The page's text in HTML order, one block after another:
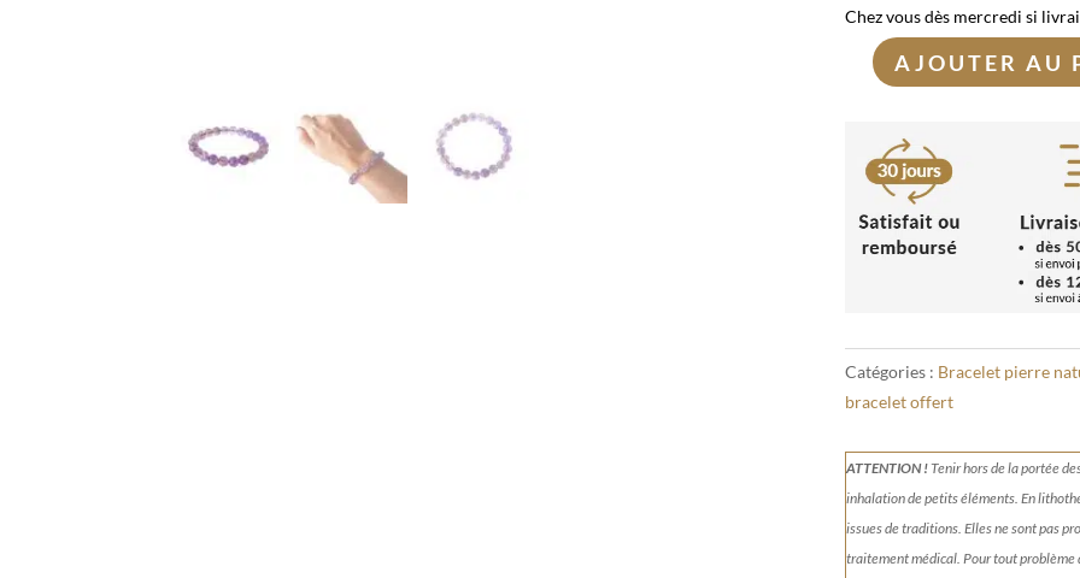
Chez vous dès mercredi si
quantité
Bracelet
Amétrine
8mm
AJOUTER AU
Catégories : Bracelet pierre
bracelet offert
ATTENTION !Tenirhors de la portée
inhalation de petits éléments.En
issues de traditions. Elles ne sont pas
traitement médical. Pour tout problème